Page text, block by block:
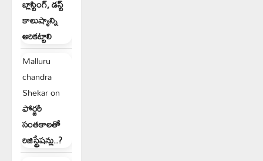
బ్లాస్టింగ్, డస్ట్
కాలుష్యాన్ని
అరికట్టాలి
Malluru
chandra
Shekaron
ఫోర్జరీ
సంతకాలతో
రిజిస్ట్రేషన్లు..?